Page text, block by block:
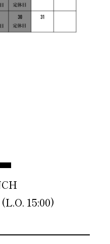
15:00)